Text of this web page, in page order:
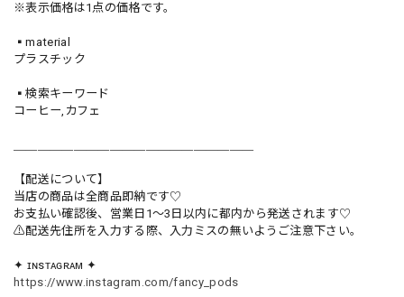
※表示価格は1点の価格です。
▪️material
プラスチック
▪️検索キーワード
コーヒー,カフェ
【配送について】
当店の商品は全商品即納です♡︎
お支払い確認後、営業日1〜3日以内に都内から発送されます♡
⚠︎配送先住所を入力する際、入力ミスの無いようご注意下さい。
✦ ɪɴsᴛᴀɢʀᴀᴍ ✦
https://www.instagram.com/fancy_pods